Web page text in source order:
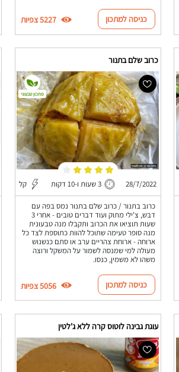
כניסה למתכון 5227 צפיות
כרוב שלם בתנור
28/7/2022 3 שעות ו-10 דקות קל
כרוב בתנור / כרוב שלם בתנור נמס בפה עם
דבש, צ'ילי מתוק ועוד דברים טובים - אחרי 3
שעות תוציאו את הכרוב ותקבלו מנה טבעונית
מנה סופר טעימה שתוכל להוות כתוספת לצד כל
ארוחה - ארוחת צהריים ערב או סתם כנשנוש
מעולה למי שמנסה לשמור על המשקל ורוצה
משהו לא משמין, כנסו.
מתכון טבעוני
כניסה למתכון 5056 צפיות
עוגת גבינה לוטוס קרה ללא ג'לטין